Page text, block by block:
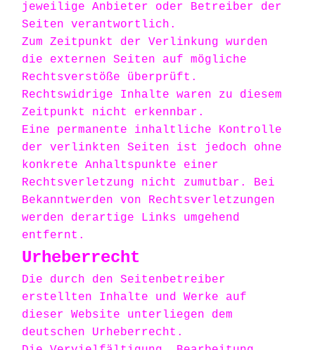
jeweilige Anbieter oder Betreiber der
Seiten verantwortlich.
Zum Zeitpunkt der Verlinkung wurden
die externen Seiten auf mögliche
Rechtsverstöße überprüft.
Rechtswidrige Inhalte waren zu diesem
Zeitpunkt nicht erkennbar.
Eine permanente inhaltliche Kontrolle
der verlinkten Seiten ist jedoch ohne
konkrete Anhaltspunkte einer
Rechtsverletzung nicht zumutbar. Bei
Bekanntwerden von Rechtsverletzungen
werden derartige Links umgehend
entfernt.
Urheberrecht
Die durch den Seitenbetreiber
erstellten Inhalte und Werke auf
dieser Website unterliegen dem
deutschen Urheberrecht.